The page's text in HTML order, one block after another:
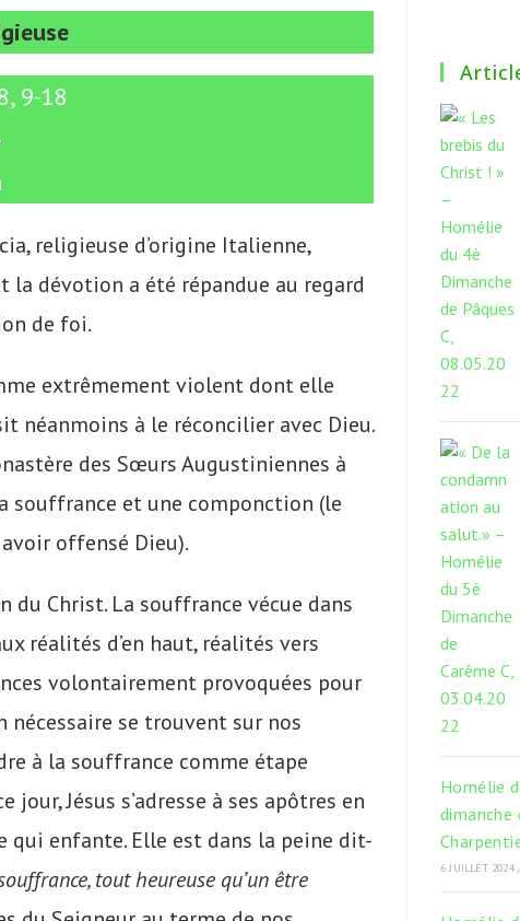
9-18
religieuse d’origine Italienne,
la dévotion a été répandue au regard
de foi.
extrêmement violent dont elle
néanmoins à le réconcilier avec Dieu.
des Sœurs Augustiniennes à
souffrance et une componction (le
offensé Dieu).
du Christ. La souffrance vécue dans
réalités d’en haut, réalités vers
volontairement provoquées pour
se trouvent sur nos
à la souffrance comme étape
Jésus s’adresse à ses apôtres en
qui enfante. Elle est dans la peine dit-
tout heureuse qu’un être
Homélie
dimanche
6 JUILLET 2024